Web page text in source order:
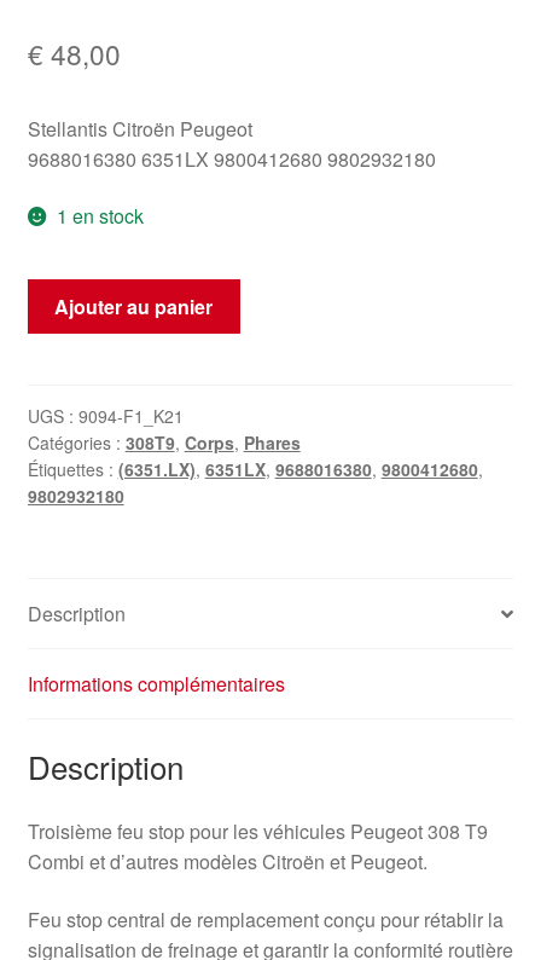
€ 48,00
Stellantis Citroën Peugeot
9688016380 6351LX 9800412680 9802932180
1 en stock
quantité
additionnel
Peugeot
308
T9
Ajouter au panier
UGS : 9094-F1_K21
Catégories : 308T9, Corps, Phares
Étiquettes : (6351.LX), 6351LX, 9688016380, 9800412680,
9802932180
Description
Informations complémentaires
Description
Troisième feu stop pour les véhicules Peugeot 308 T9
Combi et d’autres modèles Citroën et Peugeot.
Feu stop central de remplacement conçu pour rétablir la
signalisation de freinage et garantir la conformité routière